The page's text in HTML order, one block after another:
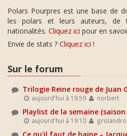
Polars Pourpres est une base de
les polars et leurs auteurs, de
nationalités. Cliquez ici pour en
Envie de stats ? Cliquez ici !
Sur le forum
Trilogie Reine rouge de Juan
aujourd'hui à 19:59 norbert
Playlist de la semaine (saison
aujourd'hui à 19:10